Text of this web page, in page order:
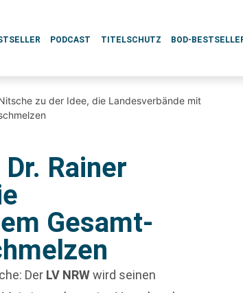
PODCAST TITELSCHUTZ BOD-
zu der Idee, die Landesverbände mit
Rainer
Gesamt-
Der LV NRWwird seinen